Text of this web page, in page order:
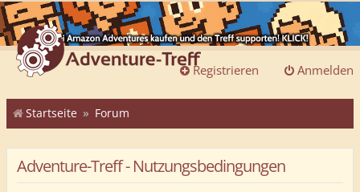
Anmelden
Registrieren
Startseite Forum
Adventure-Treff - Nutzungsbedingungen